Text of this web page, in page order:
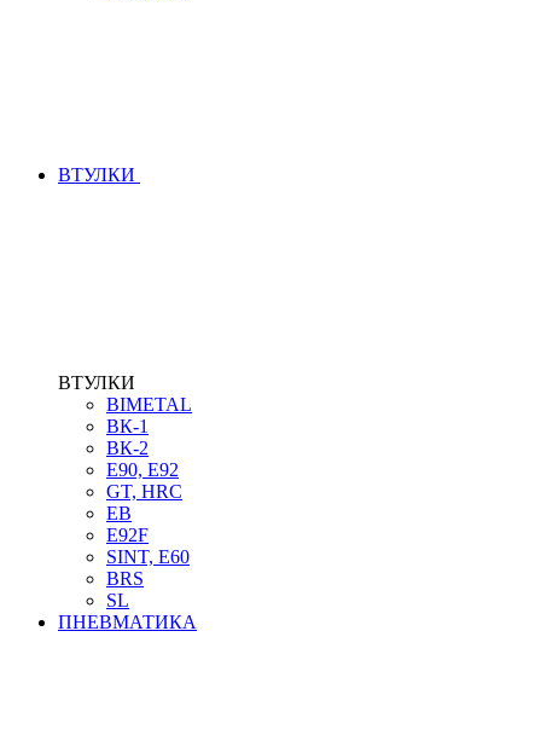
ВТУЛКИ
ВТУЛКИ
BIMETAL
ВК-1
ВК-2
Е90, E92
GT, HRC
EB
Е92F
SINT, E60
BRS
SL
ПНЕВМАТИКА